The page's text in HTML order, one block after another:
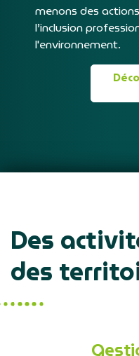
menons des
l’inclusion
l'environnement.
Des
des